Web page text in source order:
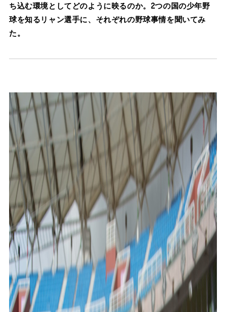
ち込む環境としてどのように映るのか。2つの国の少年野
球を知るリャン選手に、それぞれの野球事情を聞いてみ
た。